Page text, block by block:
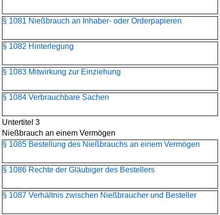
§ 1081 Nießbrauch an Inhaber- oder Orderpapieren
§ 1082 Hinterlegung
§ 1083 Mitwirkung zur Einziehung
§ 1084 Verbrauchbare Sachen
Untertitel 3
Nießbrauch an einem Vermögen
§ 1085 Bestellung des Nießbrauchs an einem Vermögen
§ 1086 Rechte der Gläubiger des Bestellers
§ 1087 Verhältnis zwischen Nießbraucher und Besteller